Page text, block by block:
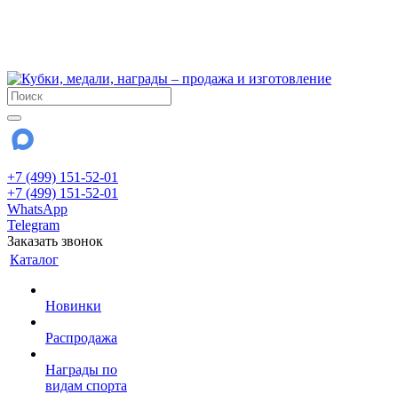
+7 (499) 151-52-01
+7 (499) 151-52-01
WhatsApp
Telegram
Заказать звонок
Каталог
Новинки
Распродажа
Награды по
видам спорта